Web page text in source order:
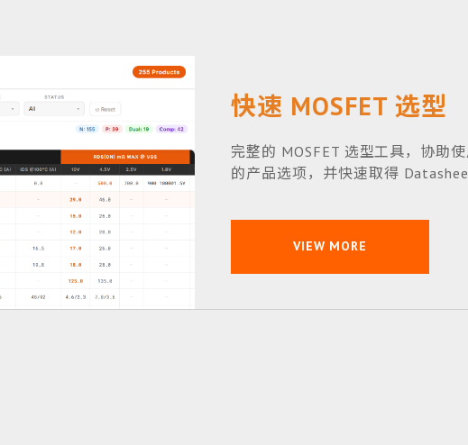
快速 MOSFET 选型
完整的 MOSFET 选型工具，协助
的产品选项，并快速取得
VIEW MORE